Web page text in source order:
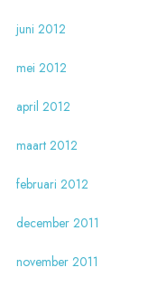
juni 2012
mei 2012
april 2012
maart 2012
februari 2012
december 2011
november 2011